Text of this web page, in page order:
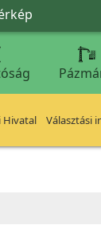
Hivatal Választási